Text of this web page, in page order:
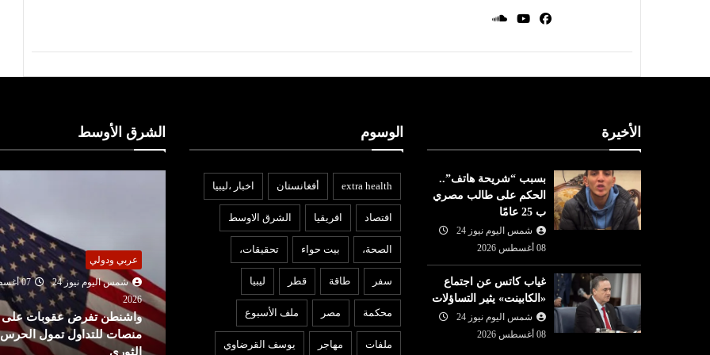
الأخيرة
بسبب “شريحة هاتف”..
الحكم على طالب مصري
ب 25 عامًا
شمس اليوم نيوز 24
08 أغسطس 2026
غياب كاتس عن اجتماع
«الكابينت» يثير التساؤلات
شمس اليوم نيوز 24
08 أغسطس 2026
الوسوم
extra health أفغانستان اخبار ،ليبيا
افتصاد افريقيا الشرق الاوسط
الصحة، بيت حواء تحقيقات،
سفر طاقة قطر ليبيا
محكمة مصر ملف الأسبوع
ملفات مهاجر يوسف القرضاوي
الشرق الأوسط
كيف تقود
ملف التضامن
عربي ودولي
شمس اليوم نيوز 24
07 أغسطس
2026
توقيع اتفاق دفاع مشترك بين
عربي ودولي
شمس اليوم نيوز 24
2026
ردًا على روما.. إسبانيا تفرض
إجراءات مراقبة أمام الوافدين من
إيطاليا!
عربي ودولي
شمس اليوم نيوز 24
07
2026
واشنطن تفرض عقوبات على
منصات للتداول تمول الحرس
الثوري